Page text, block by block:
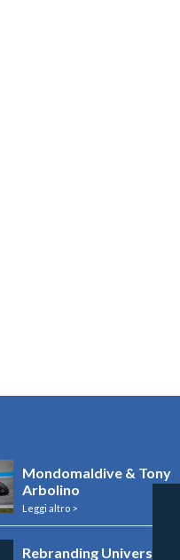
Mondomaldive & Tony
Arbolino
Leggi altro >
Rebranding Universal